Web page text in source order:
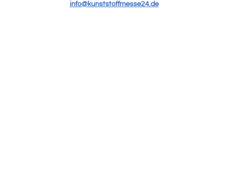
info@kunststoffmesse24.de